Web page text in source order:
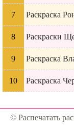
Раскраска
Раскраски
Раскраска
Раскраска
© Распечатать